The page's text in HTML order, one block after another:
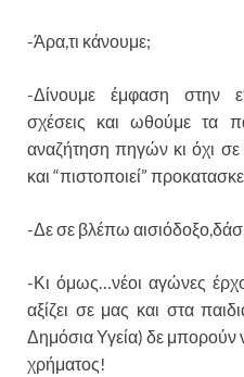
-Άρα,τι κάνουμε;
-Δίνουμε έμφαση στην
σχέσεις και ωθούμε τα
αναζήτηση πηγών κι όχι
και “πιστοποιεί”
-Δε σε βλέπω
-Κι όμως…νέοι αγώνες
αξίζει σε μας και στα
Δημόσια Υγεία) δε μπορούν
χρήματος!